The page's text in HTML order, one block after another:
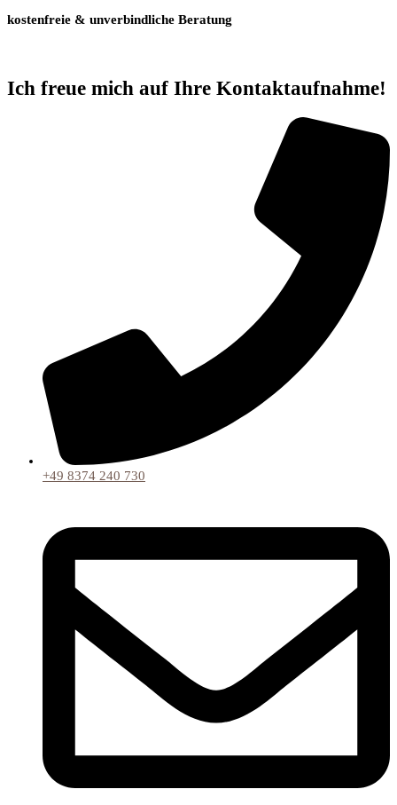
kostenfreie & unverbindliche Beratung
Ich freue mich auf Ihre Kontaktaufnahme!
+49 8374 240 730